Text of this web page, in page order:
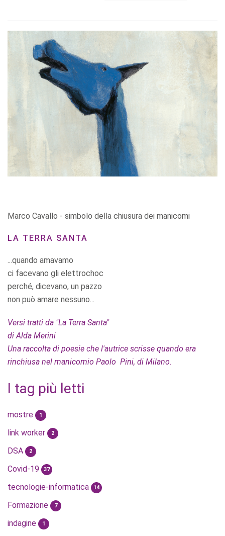
Marco Cavallo - simbolo della chiusura dei manicomi
LA TERRA SANTA
...quando amavamo
ci facevano gli elettrochoc
perché, dicevano, un pazzo
non può amare nessuno...
Versi tratti da "La Terra Santa"
di Alda Merini
Una raccolta di poesie che l'autrice scrisse quando era
rinchiusa nel manicomio Paolo Pini, di Milano.
I tag più letti
mostre 1
link worker 2
DSA 2
Covid-19 37
tecnologie-informatica 14
Formazione 7
indagine 1